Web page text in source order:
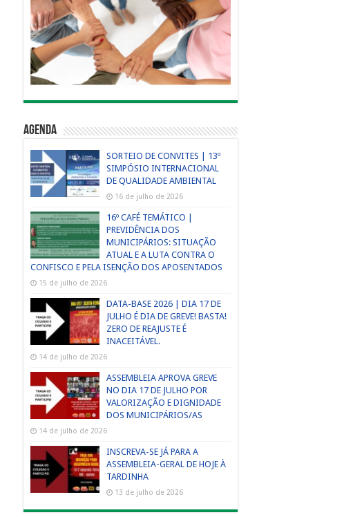
Agenda
SORTEIO DE CONVITES | 13º
SIMPÓSIO INTERNACIONAL
DE QUALIDADE AMBIENTAL
16 de julho de 2026
16º CAFÉ TEMÁTICO |
PREVIDÊNCIA DOS
MUNICIPÁRIOS: SITUAÇÃO
ATUAL E A LUTA CONTRA O
CONFISCO E PELA ISENÇÃO DOS APOSENTADOS
15 de julho de 2026
DATA-BASE 2026 | DIA 17 DE
JULHO É DIA DE GREVE! BASTA!
ZERO DE REAJUSTE É
INACEITÁVEL.
14 de julho de 2026
ASSEMBLEIA APROVA GREVE
NO DIA 17 DE JULHO POR
VALORIZAÇÃO E DIGNIDADE
DOS MUNICIPÁRIOS/AS
14 de julho de 2026
INSCREVA-SE JÁ PARA A
ASSEMBLEIA-GERAL DE HOJE À
TARDINHA
13 de julho de 2026